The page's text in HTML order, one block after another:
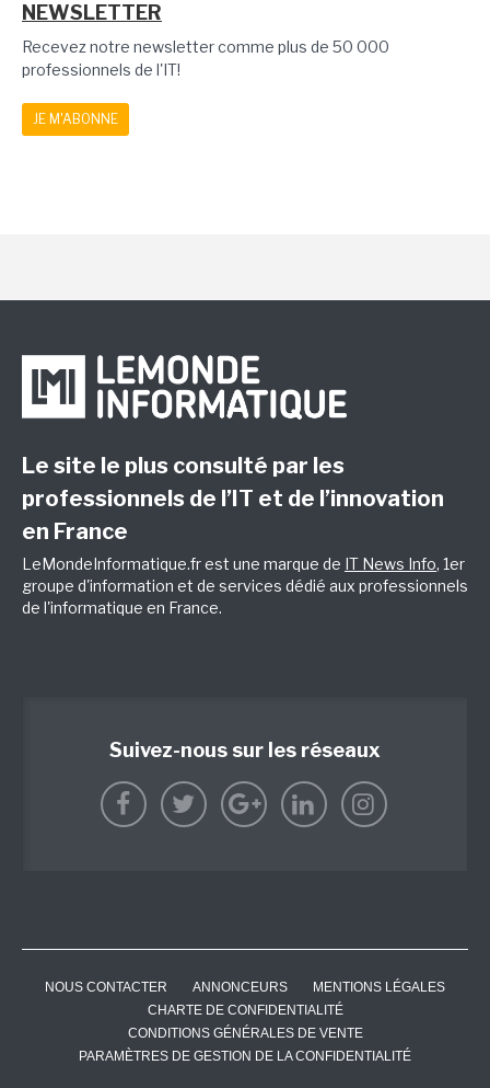
NEWSLETTER
Recevez notre newsletter comme plus de 50 000
professionnels de l'IT!
JE M'ABONNE
Le site le plus consulté par les
professionnels de l’IT et de l’innovation
en France
LeMondeInformatique.fr est une marque de IT News Info, 1er
groupe d'information et de services dédié aux professionnels
de l'informatique en France.
Suivez-nous sur les réseaux
NOUS CONTACTER ANNONCEURS
MENTIONS LÉGALES
CHARTE DE CONFIDENTIALITÉ
CONDITIONS GÉNÉRALES DE VENTE
PARAMÈTRES DE GESTION DE LA CONFIDENTIALITÉ